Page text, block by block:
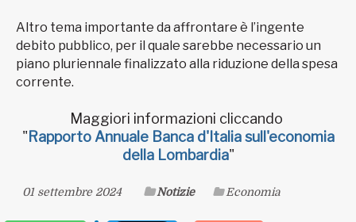
Altro tema importante da affrontare è l’ingente
debito pubblico, per il quale sarebbe necessario un
piano pluriennale finalizzato alla riduzione della spesa
corrente.
Maggiori informazioni cliccando
" Rapporto Annuale Banca d'Italia sull'economia
della Lombardia"
01 settembre 2024 Notizie Economia